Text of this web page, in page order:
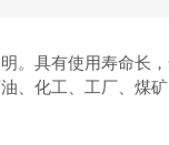
。具有使用寿命长，
、化工、工厂、煤